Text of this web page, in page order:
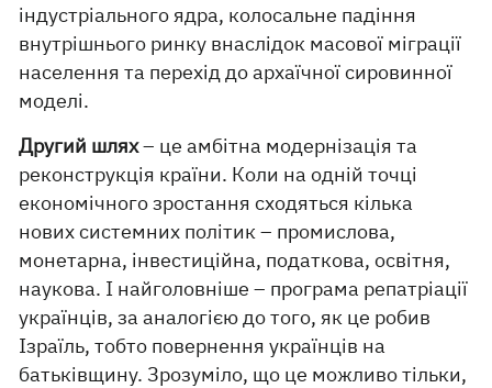
індустріального ядра, колосальне падіння
внутрішнього ринку внаслідок масової міграції
населення та перехід до архаїчної сировинної
моделі.
Другий шлях– це амбітна модернізація та
реконструкція країни. Коли на одній точці
економічного зростання сходяться кілька
нових системних політик – промислова,
монетарна, інвестиційна, податкова, освітня,
наукова. І найголовніше – програма репатріації
українців, за аналогією до того, як це робив
Ізраїль, тобто повернення українців на
батьківщину. Зрозуміло, що це можливо тільки,